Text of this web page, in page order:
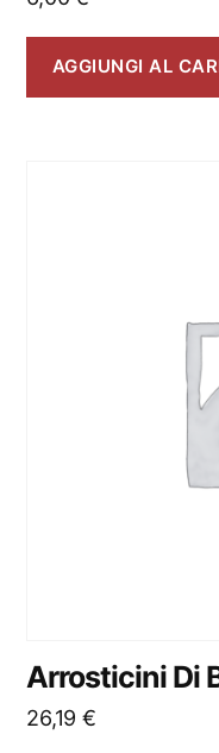
AGGIUNGI AL
Arrosticini Di
26,19 €